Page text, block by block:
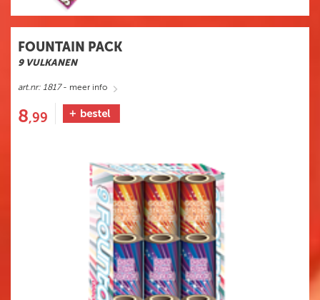
FOUNTAIN PACK
9 VULKANEN
art.nr: 1817- meer info
8,99